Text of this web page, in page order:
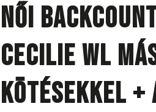
Női
Cecilie WL
kötésekkel +